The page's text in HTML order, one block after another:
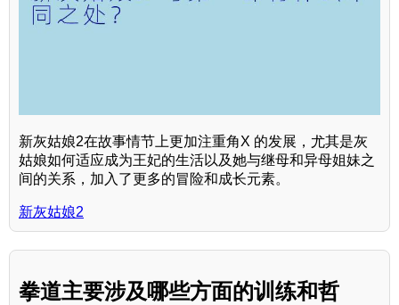
新灰姑娘2在故事情节上更加注重角X 的发展，尤其是灰
姑娘如何适应成为王妃的生活以及她与继母和异母姐妹之
间的关系，加入了更多的冒险和成长元素。
新灰姑娘2
拳道主要涉及哪些方面的训练和哲